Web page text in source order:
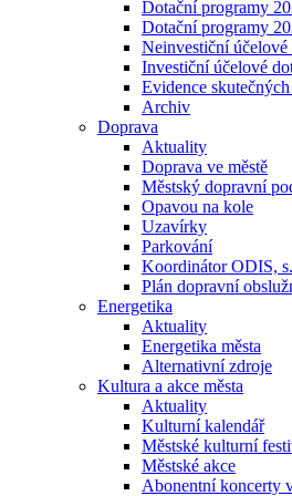
Dotační programy
Dotační programy
Neinvestiční účelové
Investiční účelové
Evidence
Archiv
Doprava
Aktuality
Doprava ve městě
Městský dopravní
Opavou na kole
Uzavírky
Parkování
Koordinátor ODIS,
Plán dopravní
Energetika
Aktuality
Energetika města
Alternativní zdroje
Kultura a akce města
Aktuality
Kulturní kalendář
Městské kulturní
Městské akce
Abonentní koncerty